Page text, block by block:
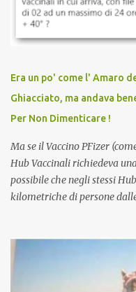
discriminazioni per coloro
vaccinato, nessuno aveva
persona cattiva. Non
vaccino usato per
scuola. Non avevamo mai
dodicenne di ignorare il
che abbiamo elencato sopra...
Era un po' come l' Amaro
Ghiacciato, ma andava
Per Non Dimenticare !
Ma se il Vaccino PFizer
Hub Vaccinali richiedeva
possibile che negli stessi
kilometriche di persone
Vaccino come: l' Amaro del
andava bene anche, a
l'articolo per NON